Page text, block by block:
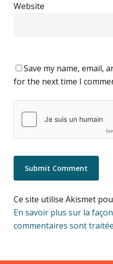
Website
Save my name, email,
for the next time I
Ce site utilise Akismet
En savoir plus sur la
commentaires sont